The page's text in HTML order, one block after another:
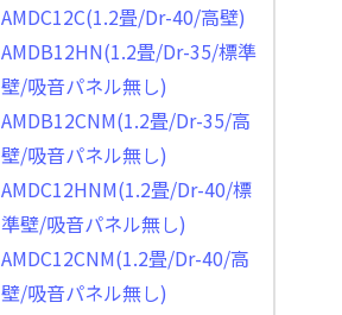
AMDC12C(1.2畳/Dr-40/高壁)
AMDB12HN(1.2畳/Dr-35/標準
壁/吸音パネル無し)
AMDB12CNM(1.2畳/Dr-35/高
壁/吸音パネル無し)
AMDC12HNM(1.2畳/Dr-40/標
準壁/吸音パネル無し)
AMDC12CNM(1.2畳/Dr-40/高
壁/吸音パネル無し)